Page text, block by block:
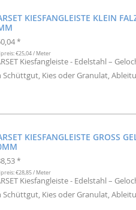
KIESFANGLEISTE KLEIN
*
€25,04 / Meter
Kiesfangleiste - Edelstahl –
Schüttgut, Kies oder Granulat,
KIESFANGLEISTE GROSS
*
€28,85 / Meter
Kiesfangleiste - Edelstahl –
Schüttgut, Kies oder Granulat,